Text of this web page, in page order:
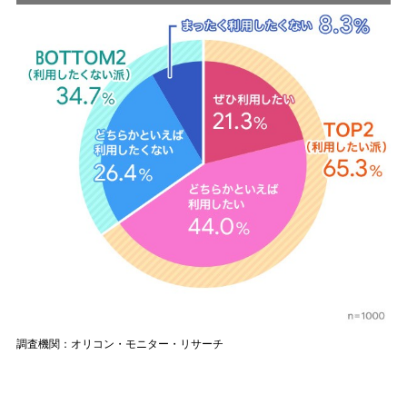
調査機関：オリコン・モニター・リサーチ